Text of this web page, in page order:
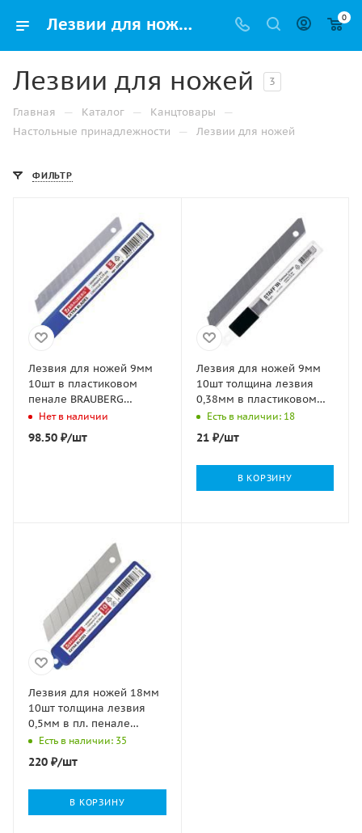
Лезвии для ножей купить оптом и в розницу в Перми недорого с доставкой 0
Лезвии для ножей 3
Главная — Каталог — Канцтовары —
Настольные принадлежности — Лезвии для ножей
ФИЛЬТР
Лезвия для ножей 9мм
10шт в пластиковом
пенале BRAUBERG
1/10/800
Нет в наличии
98.50 ₽/шт
Лезвия для ножей 9мм
10шт толщина лезвия
0,38мм в пластиковом
пенале STAFF 1/10/800
Есть в наличии: 18
21₽/шт
В КОРЗИНУ
Лезвия для ножей 18мм
10шт толщина лезвия
0,5мм в пл. пенале
BRAUBERG 1/10
Есть в наличии: 35
220 ₽/шт
В КОРЗИНУ